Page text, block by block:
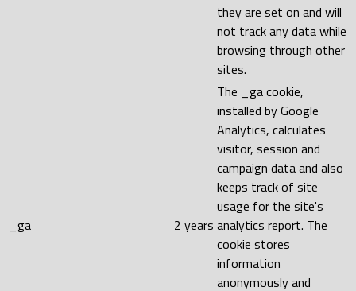
they are set on and will
not track any data while
browsing through other
sites.
_ga 2 years
The _ga cookie,
installed by Google
Analytics, calculates
visitor, session and
campaign data and also
keeps track of site
usage for the site's
analytics report. The
cookie stores
information
anonymously and